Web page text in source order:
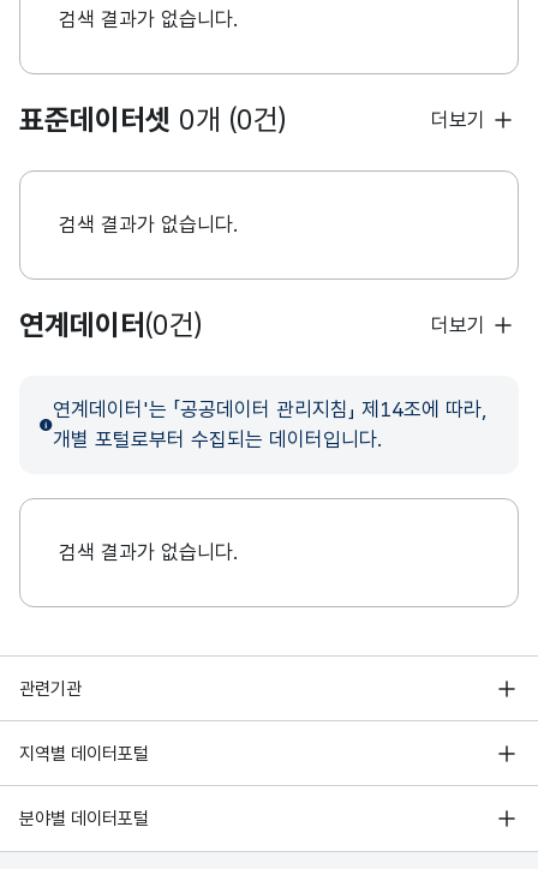
검색 결과가 없습니다.
표준데이터셋 0개 (0건) 더보기
검색 결과가 없습니다.
연계데이터 (0건) 더보기
연계데이터'는 「공공데이터 관리지침」 제14조에 따라,
개별 포털로부터 수집되는 데이터입니다.
검색 결과가 없습니다.
관련기관
행정안전부
한국지능정보사회진흥원
국가정보자원관리원
지역별 데이터포털
서울 열린데이터광장
경기데이터드림
분야별 데이터포털
기상자료개방포털
국토교통부 공간정보오픈플랫폼